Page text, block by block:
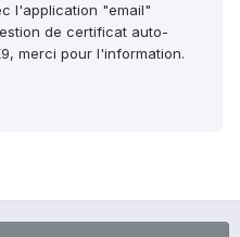
l'application "email"
de certificat auto-
merci pour l'information.